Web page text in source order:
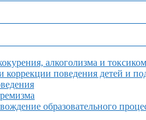
алкоголизма и
поведения детей и
образовательного